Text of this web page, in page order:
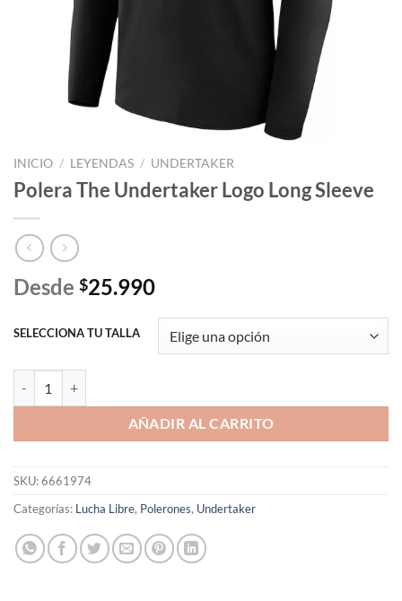
INICIO / LEYENDAS / UNDERTAKER
Polera The Undertaker Logo Long Sleeve
Desde $25.990
SELECCIONA TU TALLA
AÑADIR AL CARRITO
SKU:6661974
Categorías: Lucha Libre, Polerones, Undertaker